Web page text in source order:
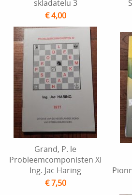
skladatelu 3
€ 4,00
Grand, P. le
Probleemcomponisten XI
Ing. Jac Haring
€ 7,50